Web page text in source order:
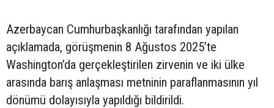
Azerbaycan Cumhurbaşkanlığı tarafından yapılan
açıklamada, görüşmenin 8 Ağustos 2025’te
Washington’da gerçekleştirilen zirvenin ve iki ülke
arasında barış anlaşması metninin paraflanmasının yıl
dönümü dolayısıyla yapıldığı bildirildi.